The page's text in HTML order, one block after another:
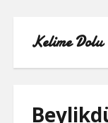
Kelime Dolu